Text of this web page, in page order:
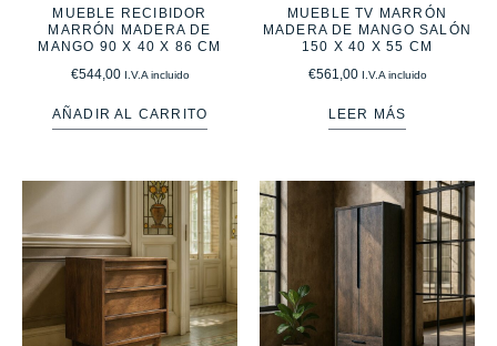
MUEBLE RECIBIDOR
MARRÓN MADERA DE
MANGO 90 X 40 X 86 CM
€544,00 I.V.A incluido
AÑADIR AL CARRITO
MUEBLE TV MARRÓN
MADERA DE MANGO SALÓN
150 X 40 X 55 CM
€561,00 I.V.A incluido
LEER MÁS